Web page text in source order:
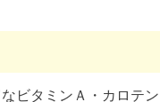
ビタミンＡ・カロテ